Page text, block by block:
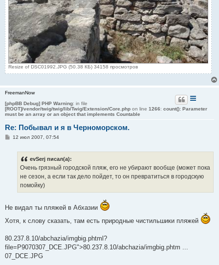
Resize of DSC01992.JPG (50.38 КБ) 34158 просмотров
FreemanNow
[phpBB Debug] PHP Warning: in file
[ROOT]/vendor/twig/twig/lib/Twig/Extension/Core.php on line 1266: count(): Parameter
must be an array or an object that implements Countable
Re: Побывал и я в Черноморском.
С12 июл 2007, 07:54
evSerj писал(а):
Очень грязный городской пляж, его не убирают вообще (может пока
не сезон, а если так дело пойдет, то он превратиться в городскую
помойку)
Не видал ты пляжей в Абхазии
Хотя, к слову сказать, там есть природные чистильшики пляжей
80.237.8.10/abchazia/imgbig.phtml?
file=P9070307_DCE.JPG">80.237.8.10/abchazia/imgbig.phtm ...
07_DCE.JPG